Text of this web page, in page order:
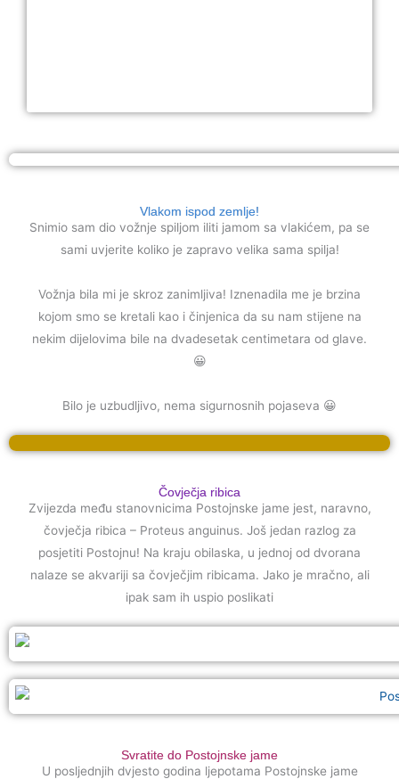
Vlakom ispod zemlje!
Snimio sam dio vožnje spiljom iliti jamom sa vlakićem, pa se
sami uvjerite koliko je zapravo velika sama spilja!
Vožnja bila mi je skroz zanimljiva! Iznenadila me je brzina
kojom smo se kretali kao i činjenica da su nam stijene na
nekim dijelovima bile na dvadesetak centimetara od glave.
😀
Bilo je uzbudljivo, nema sigurnosnih pojaseva 😀
Čovječja ribica
Zvijezda među stanovnicima Postojnske jame jest, naravno,
čovječja ribica – Proteus anguinus. Još jedan razlog za
posjetiti Postojnu! Na kraju obilaska, u jednoj od dvorana
nalaze se akvariji sa čovječjim ribicama. Jako je mračno, ali
ipak sam ih uspio poslikati
Svratite do Postojnske jame
U posljednjih dvjesto godina ljepotama Postojnske jame